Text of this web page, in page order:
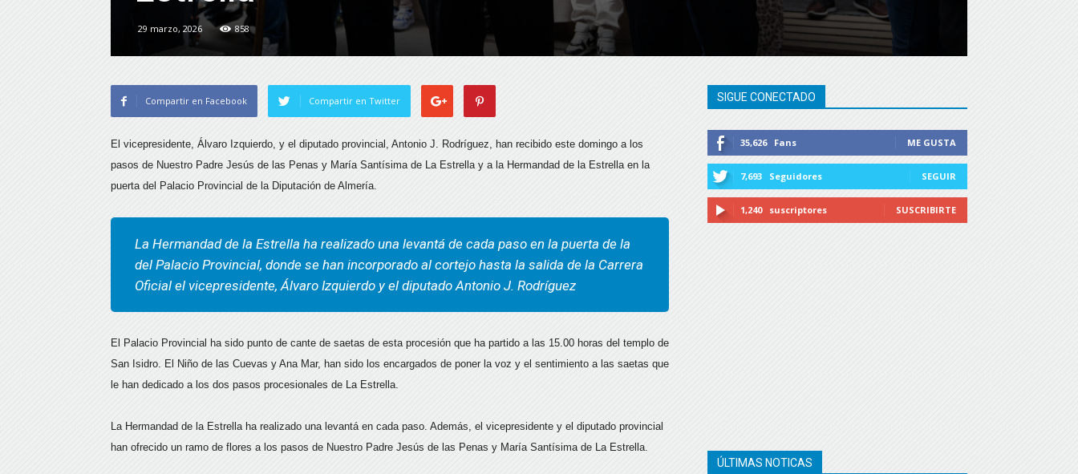
29 marzo, 2026 858
Compartir en Facebook Compartir en Twitter
El vicepresidente, Álvaro Izquierdo, y el diputado provincial, Antonio J. Rodríguez, han recibido este domingo a los
pasos de Nuestro Padre Jesús de las Penas y María Santísima de La Estrella y a la Hermandad de la Estrella en la
puerta del Palacio Provincial de la Diputación de Almería.
La Hermandad de la Estrella ha realizado una levantá de cada paso en la puerta de la
del Palacio Provincial, donde se han incorporado al cortejo hasta la salida de la Carrera
Oficial el vicepresidente, Álvaro Izquierdo y el diputado Antonio J. Rodríguez
El Palacio Provincial ha sido punto de cante de saetas de esta procesión que ha partido a las 15.00 horas del templo de
San Isidro. El Niño de las Cuevas y Ana Mar, han sido los encargados de poner la voz y el sentimiento a las saetas que
le han dedicado a los dos pasos procesionales de La Estrella.
La Hermandad de la Estrella ha realizado una levantá en cada paso. Además, el vicepresidente y el diputado provincial
han ofrecido un ramo de flores a los pasos de Nuestro Padre Jesús de las Penas y María Santísima de La Estrella.
SIGUE CONECTADO
35,626 Fans ME GUSTA
7,693 Seguidores SEGUIR
1,240 suscriptores SUSCRIBIRTE
ÚLTIMAS NOTICAS